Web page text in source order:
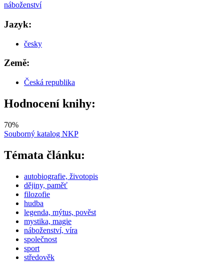
náboženství
Jazyk:
česky
Země:
Česká republika
Hodnocení knihy:
70%
Souborný katalog NKP
Témata článku:
autobiografie, životopis
dějiny, paměť
filozofie
hudba
legenda, mýtus, pověst
mystika, magie
náboženství, víra
společnost
sport
středověk